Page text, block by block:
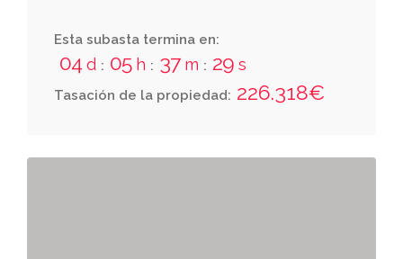
Esta subasta termina en:
04 d : 05 h : 37 m : 28 s
Tasación de la propiedad: 226.318€